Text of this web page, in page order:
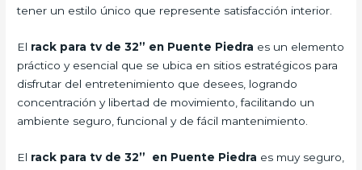
tener un estilo único que represente satisfacción interior.
El rack para tv de 32” en Puente Piedra es un elemento
práctico y esencial que se ubica en sitios estratégicos para
disfrutar del entretenimiento que desees, logrando
concentración y libertad de movimiento, facilitando un
ambiente seguro, funcional y de fácil mantenimiento.
El rack para tv de 32” en Puente Piedra es muy seguro,